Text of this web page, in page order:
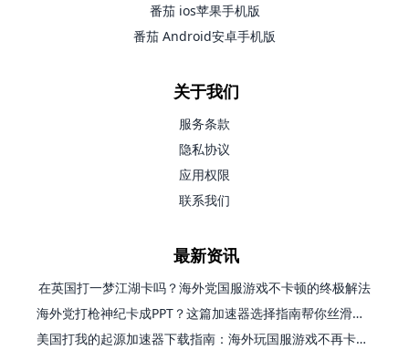
番茄 ios苹果手机版
番茄 Android安卓手机版
关于我们
服务条款
隐私协议
应用权限
联系我们
最新资讯
在英国打一梦江湖卡吗？海外党国服游戏不卡顿的终极解法
海外党打枪神纪卡成PPT？这篇加速器选择指南帮你丝滑上分
美国打我的起源加速器下载指南：海外玩国服游戏不再卡的终极方案